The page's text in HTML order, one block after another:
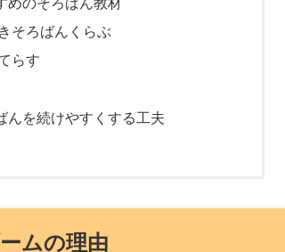
そろばんくらぶ
らす
んを続けやすくする工夫
ムの理由